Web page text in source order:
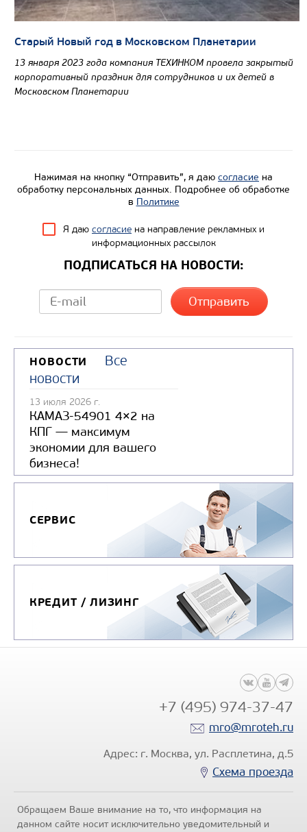
Старый Новый год в Московском Планетарии
13 января 2023 года компания ТЕХИНКОМ провела закрытый
корпоративный праздник для сотрудников и их детей в
Московском Планетарии
Нажимая на кнопку “Отправить”, я даю согласие на
обработку персональных данных. Подробнее об обработке
в Политике
Я даю согласие на направление рекламных и
информационных рассылок
ПОДПИСАТЬСЯ НА НОВОСТИ:
НОВОСТИ
Все
новости
13 июля 2026 г.
КАМАЗ-54901 4×2 на
КПГ — максимум
экономии для вашего
бизнеса!
СЕРВИС
КРЕДИТ / ЛИЗИНГ
+7 (495) 974-37-47
mro@mroteh.ru
Адрес: г. Москва, ул. Расплетина, д.5
Схема проезда
Обращаем Ваше внимание на то, что информация на
данном сайте носит исключительно уведомительный и